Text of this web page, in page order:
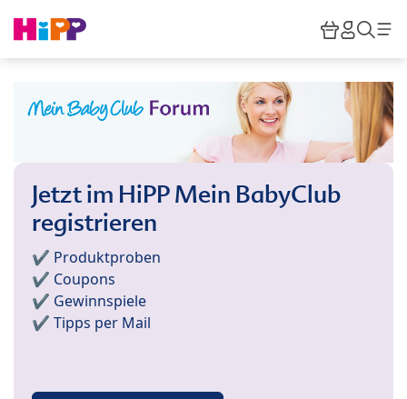
HiPP
Jetzt im HiPP Mein BabyClub
registrieren
✔️ Produktproben
✔️ Coupons
✔️ Gewinnspiele
✔️ Tipps per Mail